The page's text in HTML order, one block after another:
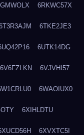
6RKWC57X
6TKE2JE3
6UTK14DG
6V6FZLKN 6VJVHI57
6WAOIUX0
6XIHLDTU
6XVXTC5I